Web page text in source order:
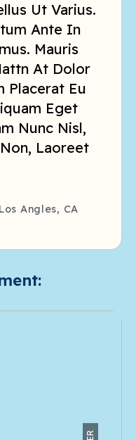
Ut Varius.
Ante In
Mauris
At Dolor
Placerat Eu
Eget
Nunc Nisl,
Laoreet
Los Angles, CA